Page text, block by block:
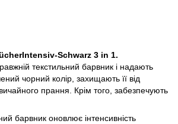
Schwarz 3 in 1.
текстильний барвник і надають
чорний колір, захищають її від
прання. Крім того, забезпечують
барвник оновлює інтенсивність